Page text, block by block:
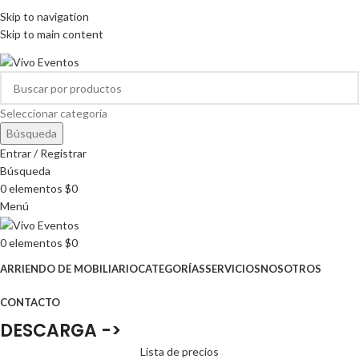
Skip to navigation
Skip to main content
HORARIOS DE ATENCIÓN: 8:00 - 17:00 HORAS
ARRIENDO DE MOBILIARIO PARA EVENTOS
Seleccionar categoría
Búsqueda
Entrar / Registrar
Búsqueda
0elementos $0
Menú
0elementos $0
ARRIENDO DE MOBILIARIOCATEGORÍASSERVICIOSNOSOTROS
CONTACTO
DESCARGA ->
Lista de precios